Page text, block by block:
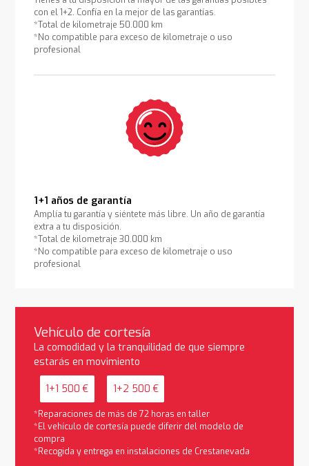
con el 1+2. Confía en la mejor de las garantías.
*Total de kilometraje 50.000 km
*No compatible para exceso de kilometraje o uso
profesional
1+1 años de garantía
Amplía tu garantía y siéntete más libre. Un año de garantía
extra a tu disposición.
*Total de kilometraje 30.000 km
*No compatible para exceso de kilometraje o uso
profesional
Vehículo de cortesía
La comodidad y la tranquilidad de que siempre
estarás en movimiento
1+1 500 € 1+2 500 €
*Reparaciones de más de 72 horas en taller
*El vehículo de cortesía puede diferir del modelo de
compra
*Recogida y entrega en instalaciones de Crestanevada